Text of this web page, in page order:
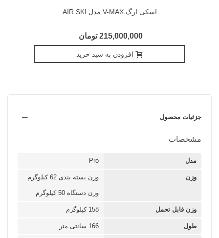
اسکی ارگ V-MAX مدل AIR SKI
215,000,000 تومان
افزودن به سبد خرید
جزئیات محصول
مشخصات
مدل Pro
وزن وزن بسته بندی 62 کیلوگرم
وزن دستگاه 50 کیلوگرم
وزن قابل تحمل 158 کیلوگرم
طول 166 سانتی متر